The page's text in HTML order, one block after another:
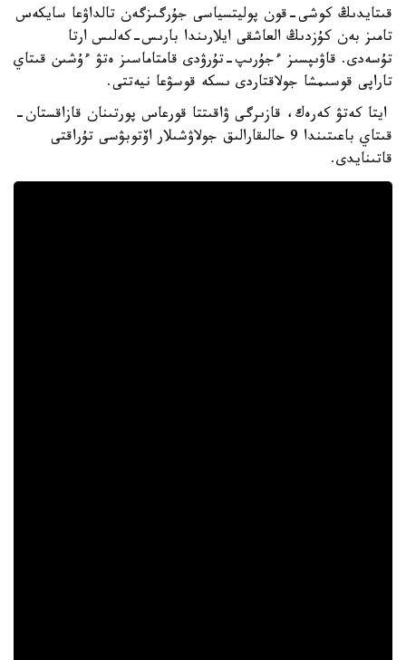
قىتايدىڭ كوشى-قون پوليتسياسى جۇرگىزگەن تالداۋعا سايكەس
تامىز بەن كۇزدىڭ العاشقى ايلارىندا بارىس-كەلىس ارتا
تۇسەدى. قاۋىپسىز ءجۇرىپ-تۇرۋدى قامتاماسىز ەتۋ ءۇشىن قىتاي
تاراپى قوسىمشا جولاقتاردى ىسكە قوسۋعا نيەتتى.
ايتا كەتۋ كەرەك، قازىرگى ۋاقىتتا قورعاس پورتىنان قازاقستان-
قىتاي باعىتىندا 9 حالىقارالىق جولاۋشىلار اۆتوبۋسى تۇراقتى
قاتىنايدى.